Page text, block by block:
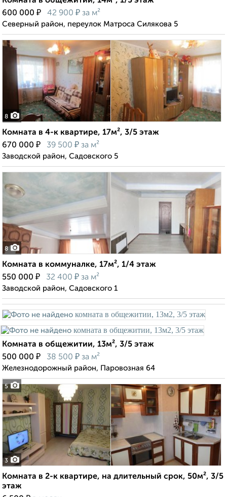
600 000 ₽ 42 900 ₽ за м²
Северный район, переулок Матроса Силякова 5
8
Комната в 4-к квартире, 17м², 3/5 этаж
670 000 ₽ 39 500 ₽ за м²
Заводской район, Садовского 5
8
Комната в коммуналке, 17м², 1/4 этаж
550 000 ₽ 32 400 ₽ за м²
Заводской район, Садовского 1
5
Комната в общежитии, 13м², 3/5 этаж
500 000 ₽ 38 500 ₽ за м²
Железнодорожный район, Паровозная 64
3
Комната в 2-к квартире, на длительный срок, 50м², 3/5
этаж